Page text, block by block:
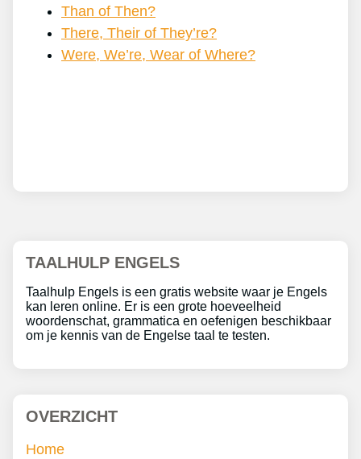
Than of Then?
There, Their of They’re?
Were, We’re, Wear of Where?
TAALHULP ENGELS
Taalhulp Engels is een gratis website waar je Engels
kan leren online. Er is een grote hoeveelheid
woordenschat, grammatica en oefenigen beschikbaar
om je kennis van de Engelse taal te testen.
OVERZICHT
Home